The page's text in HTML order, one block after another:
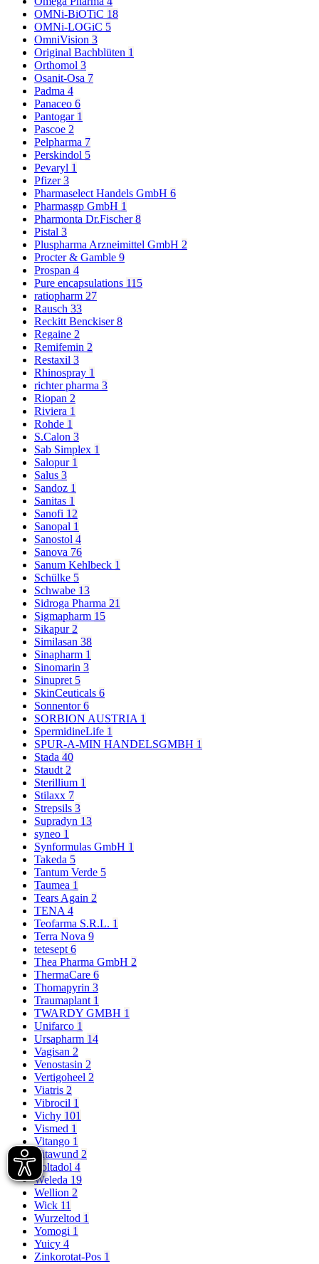
OMNi-BiOTiC 18
OMNi-LOGiC 5
OmniVision 3
Original Bachblüten 1
Orthomol 3
Osanit-Osa 7
Padma 4
Panaceo 6
Pantogar 1
Pascoe 2
Pelpharma 7
Perskindol 5
Pevaryl 1
Pfizer3
Pharmaselect Handels GmbH 6
Pharmasgp GmbH 1
Pharmonta Dr.Fischer8
Pistal 3
Pluspharma Arzneimittel GmbH 2
Procter & Gamble 9
Prospan 4
Pure encapsulations 115
ratiopharm 27
Rausch 33
Reckitt Benckiser8
Regaine 2
Remifemin 2
Restaxil 3
Rhinospray 1
richter pharma 3
Riopan 2
Riviera 1
Rohde 1
S.Calon 3
Sab Simplex 1
Salopur 1
Salus 3
Sandoz 1
Sanitas 1
Sanofi 12
Sanopal 1
Sanostol 4
Sanova 76
Sanum Kehlbeck 1
Schülke 5
Schwabe 13
Sidroga Pharma 21
Sigmapharm 15
Sikapur2
Similasan 38
Sinapharm 1
Sinomarin 3
Sinupret 5
SkinCeuticals 6
Sonnentor6
SORBION AUSTRIA 1
SpermidineLife 1
SPUR-A-MIN HANDELSGMBH 1
Stada 40
Staudt2
Sterillium 1
Stilaxx 7
Strepsils 3
Supradyn 13
syneo 1
Synformulas GmbH 1
Takeda 5
Tantum Verde 5
Taumea 1
Tears Again 2
TENA4
Teofarma S.R.L. 1
Terra Nova 9
tetesept6
Thea Pharma GmbH 2
ThermaCare 6
Thomapyrin 3
Traumaplant 1
TWARDY GMBH 1
Unifarco 1
Ursapharm 14
Vagisan 2
Venostasin 2
Vertigoheel 2
Viatris 2
Vibrocil 1
Vichy 101
Vismed 1
Vitango 1
Vitawund 2
Voltadol 4
Weleda 19
Wellion 2
Wick 11
Wurzeltod 1
Yomogi 1
Yuicy 4
Zinkorotat-Pos 1